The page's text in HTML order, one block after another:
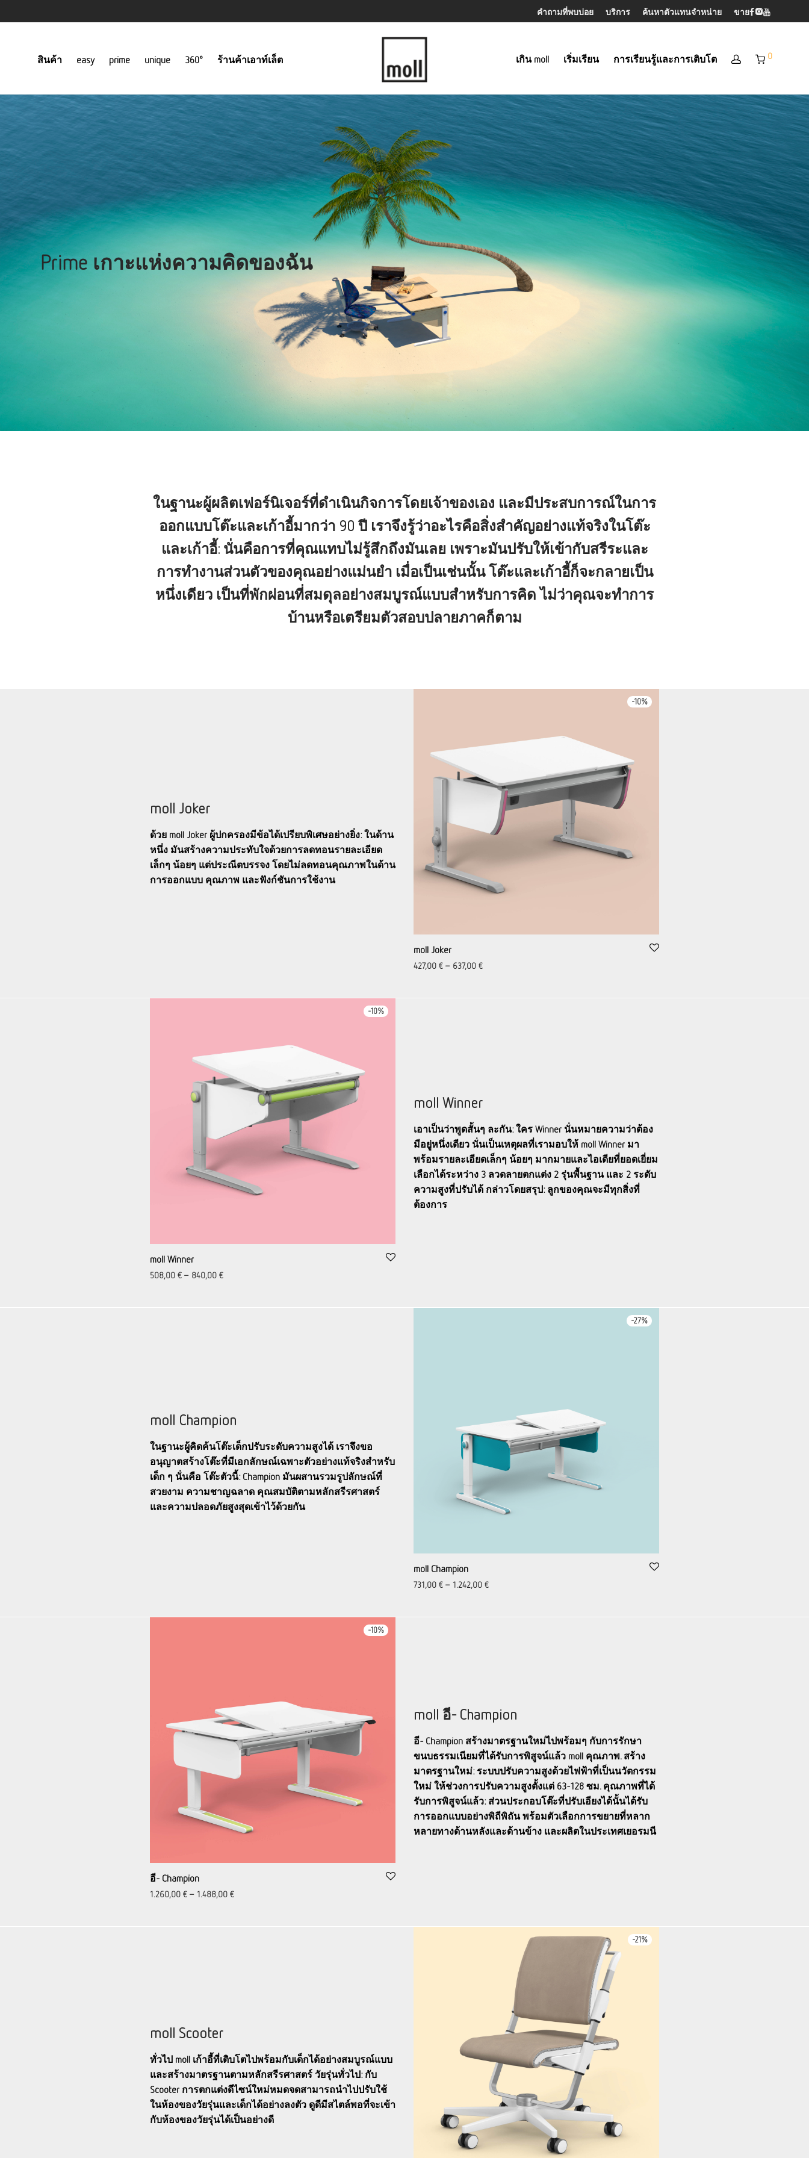
คำถามที่พบบ่อย บริการ ค้นหาตัวแทนจำหน่าย ขาย
สินค้า easy prime unique 360° ร้านค้าเอาท์เล็ต เกิน moll เริ่มเรียน การเรียนรู้และการเติบโต 0
Prime เกาะแห่งความคิดของฉัน
ในฐานะผู้ผลิตเฟอร์นิเจอร์ที่ดำเนินกิจการโดยเจ้าของเอง และมีประสบการณ์ในการ
ออกแบบโต๊ะและเก้าอี้มากว่า 90 ปี เราจึงรู้ว่าอะไรคือสิ่งสำคัญอย่างแท้จริงในโต๊ะ
และเก้าอี้: นั่นคือการที่คุณแทบไม่รู้สึกถึงมันเลย เพราะมันปรับให้เข้ากับสรีระและ
การทำงานส่วนตัวของคุณอย่างแม่นยำ เมื่อเป็นเช่นนั้น โต๊ะและเก้าอี้ก็จะกลายเป็น
หนึ่งเดียว เป็นที่พักผ่อนที่สมดุลอย่างสมบูรณ์แบบสำหรับการคิด ไม่ว่าคุณจะทำการ
บ้านหรือเตรียมตัวสอบปลายภาคก็ตาม
moll Joker
ด้วย moll Joker ผู้ปกครองมีข้อได้เปรียบพิเศษอย่างยิ่ง: ในด้าน
หนึ่ง มันสร้างความประทับใจด้วยการลดทอนรายละเอียด
เล็กๆ น้อยๆ แต่ประณีตบรรจง โดยไม่ลดทอนคุณภาพในด้าน
การออกแบบ คุณภาพ และฟังก์ชันการใช้งาน
-10%
moll Joker
427,00 € – 637,00 €
moll Winner
เอาเป็นว่าพูดสั้นๆ ละกัน: ใคร Winner นั่นหมายความว่าต้อง
มีอยู่หนึ่งเดียว นั่นเป็นเหตุผลที่เรามอบให้ moll Winner มา
พร้อมรายละเอียดเล็กๆ น้อยๆ มากมายและไอเดียที่ยอดเยี่ยม
เลือกได้ระหว่าง 3 ลวดลายตกแต่ง 2 รุ่นพื้นฐาน และ 2 ระดับ
ความสูงที่ปรับได้ กล่าวโดยสรุป: ลูกของคุณจะมีทุกสิ่งที่
ต้องการ
-10%
moll Winner
508,00 € – 840,00 €
moll Champion
ในฐานะผู้คิดค้นโต๊ะเด็กปรับระดับความสูงได้ เราจึงขอ
อนุญาตสร้างโต๊ะที่มีเอกลักษณ์เฉพาะตัวอย่างแท้จริงสำหรับ
เด็ก ๆ นั่นคือ โต๊ะตัวนี้: Champion มันผสานรวมรูปลักษณ์ที่
สวยงาม ความชาญฉลาด คุณสมบัติตามหลักสรีรศาสตร์
และความปลอดภัยสูงสุดเข้าไว้ด้วยกัน
-27%
moll Champion
731,00 € – 1.242,00 €
moll อี- Champion
อี- Champion สร้างมาตรฐานใหม่ไปพร้อมๆ กับการรักษา
ขนบธรรมเนียมที่ได้รับการพิสูจน์แล้ว moll คุณภาพ. สร้าง
มาตรฐานใหม่: ระบบปรับความสูงด้วยไฟฟ้าที่เป็นนวัตกรรม
ใหม่ ให้ช่วงการปรับความสูงตั้งแต่ 63-128 ซม. คุณภาพที่ได้
รับการพิสูจน์แล้ว: ส่วนประกอบโต๊ะที่ปรับเอียงได้นั้นได้รับ
การออกแบบอย่างพิถีพิถัน พร้อมตัวเลือกการขยายที่หลาก
หลายทางด้านหลังและด้านข้าง และผลิตในประเทศเยอรมนี
-10%
อี- Champion
1.260,00 € – 1.488,00 €
moll Scooter
ทั่วไป moll เก้าอี้ที่เติบโตไปพร้อมกับเด็กได้อย่างสมบูรณ์แบบ
และสร้างมาตรฐานตามหลักสรีรศาสตร์ วัยรุ่นทั่วไป: กับ
Scooter การตกแต่งดีไซน์ใหม่หมดจดสามารถนำไปปรับใช้
ในห้องของวัยรุ่นและเด็กได้อย่างลงตัว ดูดีมีสไตล์พอที่จะเข้า
กับห้องของวัยรุ่นได้เป็นอย่างดี
-21%